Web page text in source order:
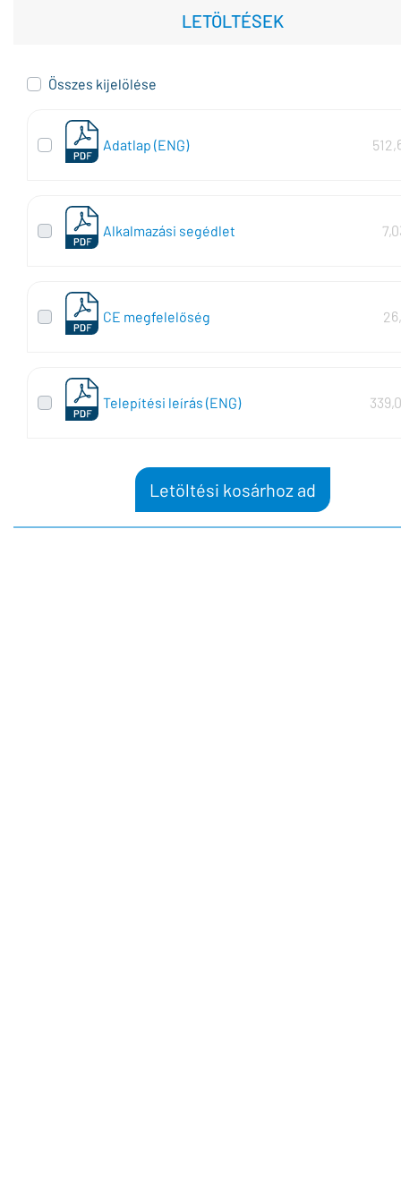
LETÖLTÉSEK
Összes kijelölése
Adatlap (ENG)
Alkalmazási segédlet
CE megfelelőség
Telepítési leírás (ENG)
Letöltési kosárhoz ad